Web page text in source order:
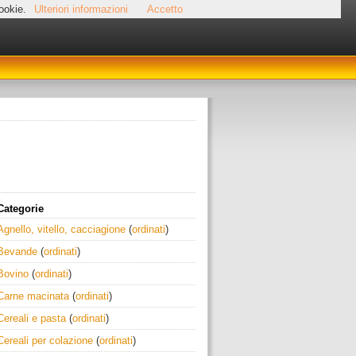
Ulteriori informazioni Accetto
vitello, cacciagione (ordinati)
(ordinati)
(ordinati)
macinata(ordinati)
e pasta(ordinati)
per colazione (ordinati)